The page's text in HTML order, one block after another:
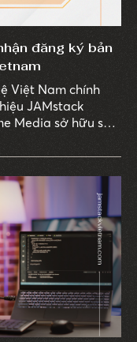
đăng ký bản
Việt Nam chính
JAMstack
Media sở hữu sau
lập quyền sở
cao uy tín và